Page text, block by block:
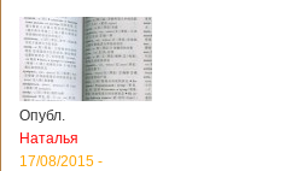
Опубл.
Наталья
17/08/2015 -